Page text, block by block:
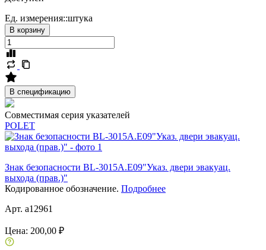
Ед. измерения::штука
В корзину
В спецификацию
Совместимая серия указателей
POLET
Знак безопасности BL-3015A.E09"Указ. двери эвакуац.
выхода (прав.)"
Кодированное обозначение. Подробнее
Арт. a12961
Цена: 200,00 ₽